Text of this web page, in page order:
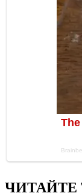
ЧИТАЙТЕ